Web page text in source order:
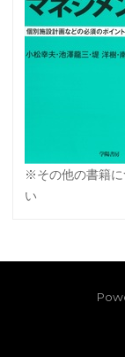
※その他の書籍に
い